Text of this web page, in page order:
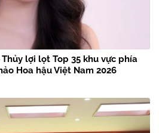
lợi lọt Top 35 khu vực phía
Hoa hậu Việt Nam 2026